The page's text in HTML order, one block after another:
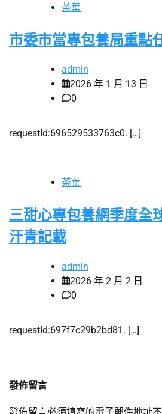
茶葉
市委市當專包養局重點
admin
2026 年 1 月 13 日
0
requestId:696529533763c0. […]
茶葉
三甜心專包養網季度全
汗青記載
admin
2026 年 2 月 2 日
0
requestId:697f7c29b2bd81. […]
發佈留言